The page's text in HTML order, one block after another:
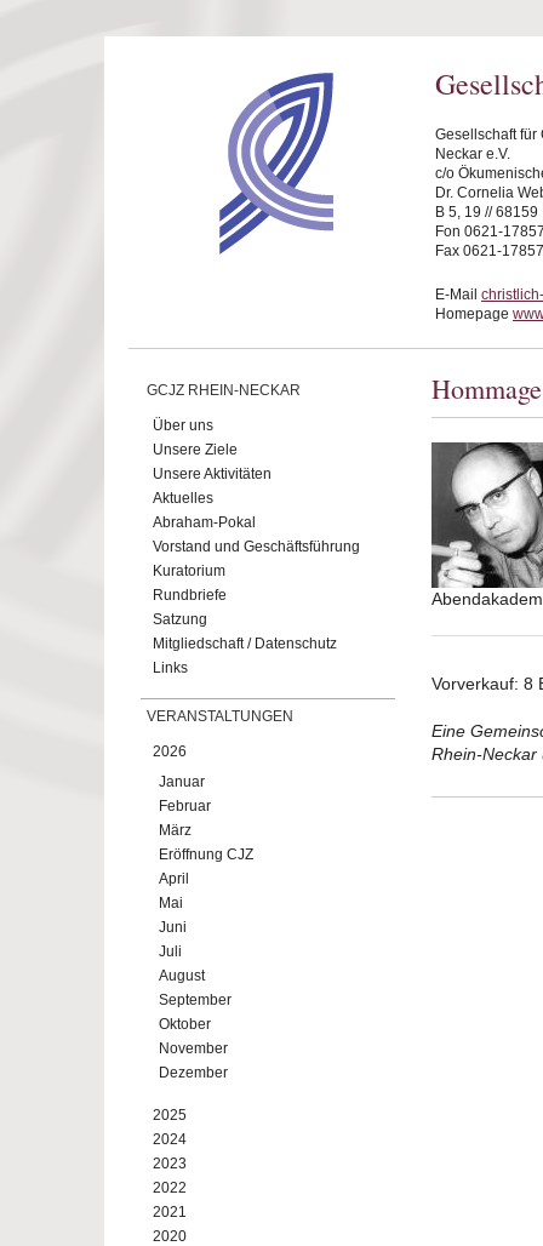
Gesellschaft
Neckar e.V.
c/o
Dr. Cornelia
B 5, 19 //
Fon 0621-
Fax 0621-
E-Mail
Homepage
GCJZ RHEIN-NECKAR
Über uns
Unsere Ziele
Unsere Aktivitäten
Aktuelles
Abraham-Pokal
Vorstand und Geschäftsführung
Kuratorium
Rundbriefe
Satzung
Mitgliedschaft / Datenschutz
Links
VERANSTALTUNGEN
2026
Januar
Februar
März
Eröffnung CJZ
April
Mai
Juni
Juli
August
September
Oktober
November
Dezember
2025
2024
2023
2022
2021
2020
Vorverkauf: 8
Eine
Rhein-Neckar